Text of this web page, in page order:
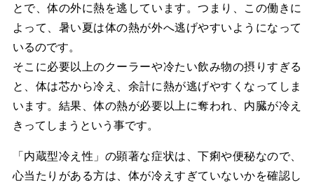
とで、体の外に熱を逃しています。つまり、この働きに
よって、暑い夏は体の熱が外へ逃げやすいようになって
いるのです。
そこに必要以上のクーラーや冷たい飲み物の摂りすぎる
と、体は芯から冷え、余計に熱が逃げやすくなってしま
います。結果、体の熱が必要以上に奪われ、内臓が冷え
きってしまうという事です。
「内蔵型冷え性」の顕著な症状は、下痢や便秘なので、
心当たりがある方は、体が冷えすぎていないかを確認し